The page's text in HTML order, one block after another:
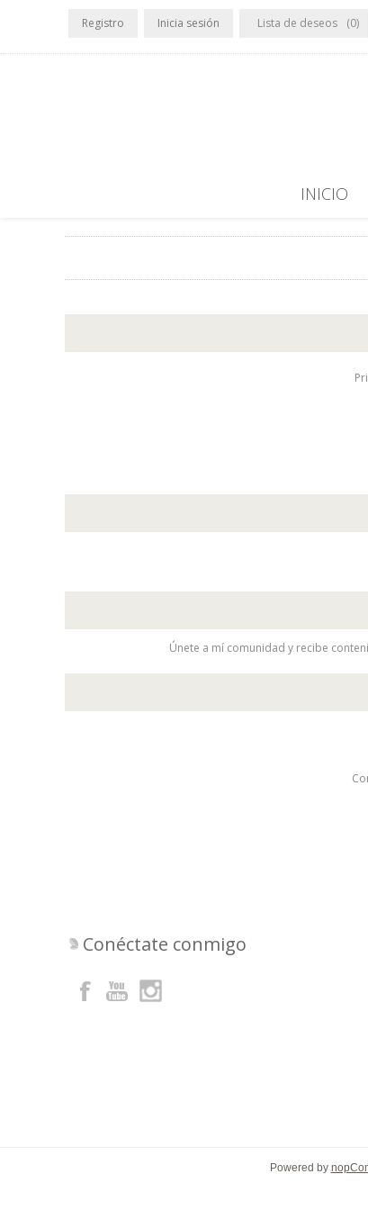
Registro Inicia sesión Lista de deseos (0)
INICIO
Únete a mí comunidad y recibe
Conéctate conmigo
Powered by